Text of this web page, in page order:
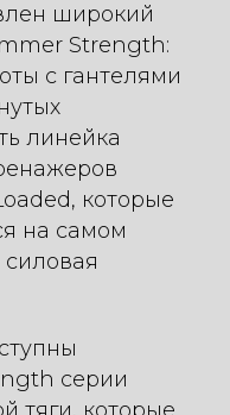
широкий
Strength:
с гантелями
линейка
которые
на самом
серии